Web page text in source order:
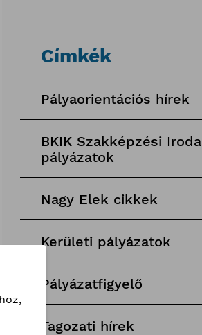
Címkék
Pályaorientációs hírek
BKIK Szakképzési Iroda
pályázatok
Nagy Elek cikkek
Kerületi pályázatok
Pályázatfigyelő
Tagozati hírek